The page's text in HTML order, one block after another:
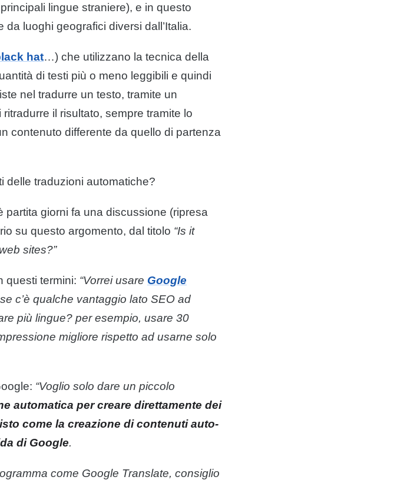
lingue straniere), e in questo
luoghi geografici diversi dall’Italia.
hat…) che utilizzano la tecnica della
di testi più o meno leggibili e quindi
nel tradurre un testo, tramite un
ritradurre il risultato, sempre tramite lo
contenuto differente da quello di partenza
delle traduzioni automatiche?
partita giorni fa una discussione (ripresa
su questo argomento, dal titolo “Is it
sites?”
questi termini: “Vorrei usare Google
c’è qualche vantaggio lato SEO ad
più lingue? per esempio, usare 30
migliore rispetto ad usarne solo
: “Voglio solo dare un piccolo
automatica per creare direttamente dei
come la creazione dicontenutiauto-
di Google.
come Google Translate, consiglio